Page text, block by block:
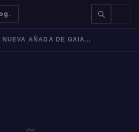
.
NUEVA AÑADA DE GAIA WHITE BLEND